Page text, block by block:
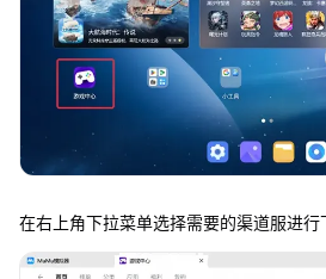
在右上角下拉菜单选择需要的渠道服进行